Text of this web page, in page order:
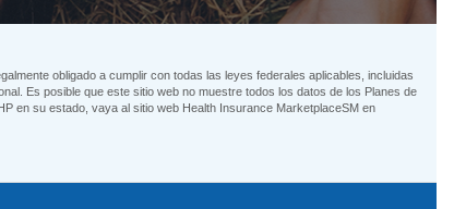
obligado a cumplir con todas las leyes federales aplicables, incluidas
Es posible que este sitio web no muestre todos los datos de los Planes de
en su estado, vaya al sitio web Health Insurance MarketplaceSM en